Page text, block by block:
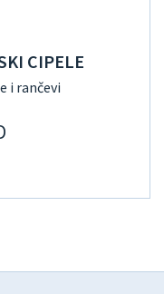
CIPELE
i rančevi